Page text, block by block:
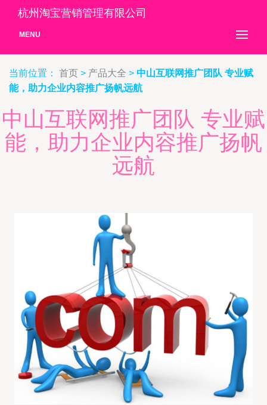
杭州淘宝营销管理有限公司
MENU
当前位置： 首页 > 产品大全 > 中山互联网推广团队 专业赋
能，助力企业内容推广扬帆远航
中山互联网推广团队 专业赋
能，助力企业内容推广扬帆
远航